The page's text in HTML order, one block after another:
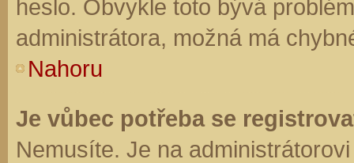
heslo. Obvykle toto bývá
administrátora, možná má
Nahoru
Je vůbec potřeba se
Nemusíte. Je na